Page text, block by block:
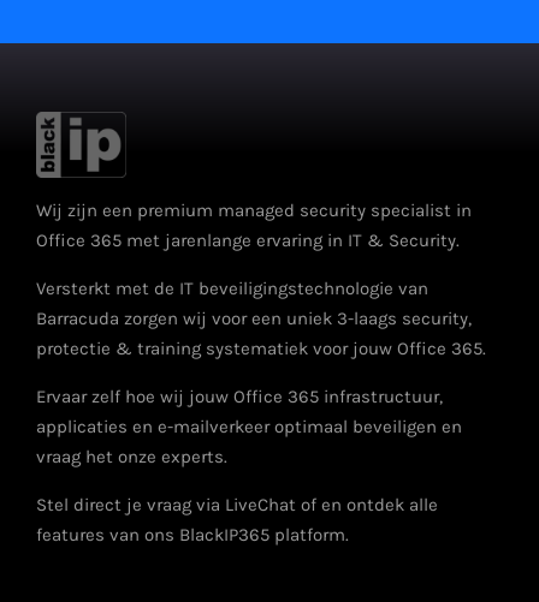
Wij zijn een premium managed security specialist in
Office 365 met jarenlange ervaring in IT & Security.
Versterkt met de IT beveiligingstechnologie van
Barracuda zorgen wij voor een uniek 3-laags security,
protectie & training systematiek voor jouw Office 365.
Ervaar zelf hoe wij jouw Office 365 infrastructuur,
applicaties en e-mailverkeer optimaal beveiligen en
vraag het onze experts.
Stel direct je vraag via LiveChat of en ontdek alle
features van ons BlackIP365 platform.